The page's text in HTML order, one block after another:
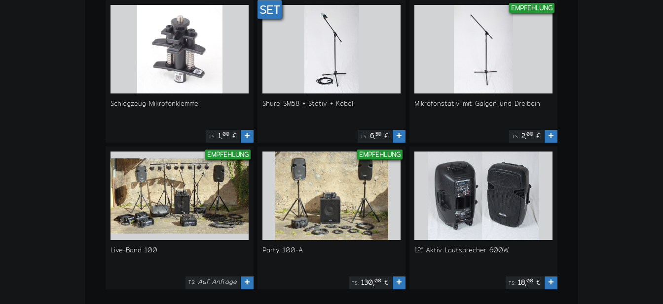
Schlagzeug Mikrofonklemme
TS: 1,00 € +
SET
Shure SM58 + Stativ + Kabel
TS: 6,50 € +
EMPFEHLUNG
Mikrofonstativ mit Galgen und Dreibein
TS: 2,00 € +
EMPFEHLUNG
Live-Band 100
TS: Auf Anfrage +
EMPFEHLUNG
Party 100-A
TS: 130,00 € +
12" Aktiv Lautsprecher 600W
TS: 18,00 € +